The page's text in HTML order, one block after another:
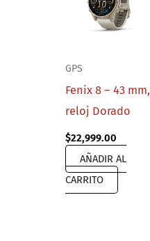
GPS
Fenix 8 – 43 mm,
reloj Dorado
$22,999.00
AÑADIR AL
CARRITO